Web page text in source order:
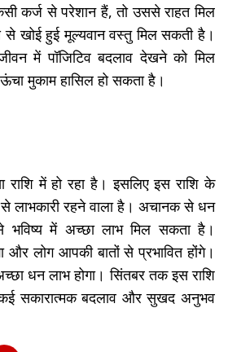
कर्ज से परेशान हैं, तो उससे राहत मिल
खोई हुई मूल्यवान वस्तु मिल सकती है।
में पॉजिटिव बदलाव देखने को मिल
मुकाम हासिल हो सकता है।
में हो रहा है। इसलिए इस राशि के
लाभकारी रहने वाला है। अचानक से धन
भविष्य में अच्छा लाभ मिल सकता है।
और लोग आपकी बातों से प्रभावित होंगे।
धन लाभ होगा। सिंतबर तक इस राशि
सकारात्मक बदलाव और सुखद अनुभव